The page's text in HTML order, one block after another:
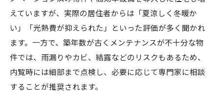
えていますが、実際の居住者からは「夏涼しく冬暖か
い」「光熱費が抑えられた」といった評価が多く聞かれ
ます。一方で、築年数が古くメンテナンスが不十分な物
件では、雨漏りやカビ、結露などのリスクもあるため、
内覧時には細部まで点検し、必要に応じて専門家に相談
することが推奨されます。